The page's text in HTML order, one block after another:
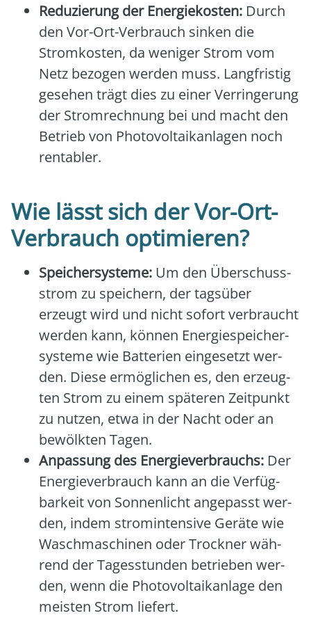
Redu­zie­rung der Ener­gie­kos­ten: Durch
den Vor-Ort-Ver­brauch sin­ken die
Strom­kos­ten, da weni­ger Strom vom
Netz bezo­gen wer­den muss. Lang­fris­tig
gese­hen trägt dies zu einer Ver­rin­ge­rung
der Strom­rech­nung bei und macht den
Betrieb von Pho­to­vol­ta­ik­an­la­gen noch
ren­ta­bler.
Wie lässt sich der Vor-Ort-
Verbrauch optimieren?
Spei­cher­sys­te­me: Um den Über­schuss­
strom zu spei­chern, der tags­über
erzeugt wird und nicht sofort ver­braucht
wer­den kann, kön­nen Ener­gie­spei­cher­
sys­te­me wie Bat­te­rien ein­ge­setzt wer­
den. Die­se ermög­li­chen es, den erzeug­
ten Strom zu einem spä­te­ren Zeit­punkt
zu nut­zen, etwa in der Nacht oder an
bewölk­ten Tagen.
Anpas­sung des Ener­gie­ver­brauchs: Der
Ener­gie­ver­brauch kann an die Ver­füg­
bar­keit von Son­nen­licht ange­passt wer­
den, indem strom­in­ten­si­ve Gerä­te wie
Wasch­ma­schi­nen oder Trock­ner wäh­
rend der Tages­stun­den betrie­ben wer­
den, wenn die Pho­to­vol­ta­ik­an­la­ge den
meis­ten Strom lie­fert.